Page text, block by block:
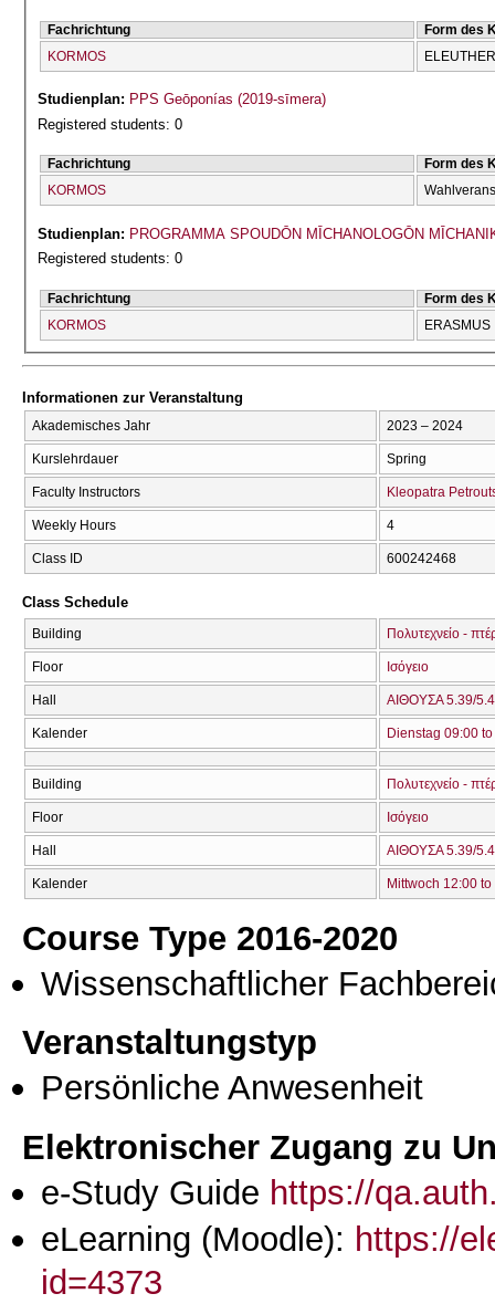
Fachrichtung
Form des
KORMOS
Studienplan: PPS Geōponías (2019-sīmera)
Registered students: 0
Fachrichtung
Form des
KORMOS
Studienplan: PROGRAMMA SPOUDŌN MĪCΗANOLOGŌN
Registered students: 0
Fachrichtung
Form des
KORMOS
ERASMUS
Informationen zur Veranstaltung
Akademisches Jahr 2023 – 2024
Kurslehrdauer Spring
Faculty Instructors Kleopatra
Weekly Hours 4
Class ID 600242468
Class Schedule
Building Πολυτεχνείο -
Floor Ισόγειο
Hall ΑΙΘΟΥΣΑ 5.39/
Kalender Dienstag 09:00
Building Πολυτεχνείο -
Floor Ισόγειο
Hall ΑΙΘΟΥΣΑ 5.39/
Kalender Mittwoch 12:00
Course Type 2016-2020
Wissenschaftlicher
Veranstaltungstyp
Persönliche Anwesenheit
Elektronischer Zugang zu
e-Study Guide https://
eLearning (Moodle): https://
id=4373